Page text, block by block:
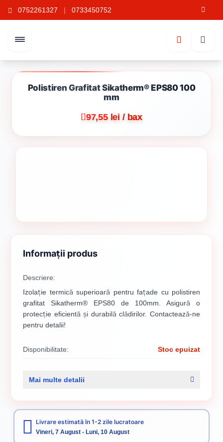
0752261327 | 0733450752
Polistiren Grafitat Sikatherm® EPS80 100
mm
97,55 lei / bax
Informații produs
Descriere:
Izolație termică superioară pentru fațade cu polistiren
grafitat Sikatherm® EPS80 de 100mm. Asigură o
protecție eficientă și durabilă clădirilor. Contactează-ne
pentru detalii!
Disponibilitate: Stoc epuizat
Mai multe detalii
Livrare estimată în 1-2 zile lucratoare
Vineri, 7 August - Luni, 10 August